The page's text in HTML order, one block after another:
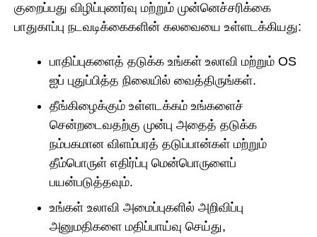
குறைப்பது விழிப்புணர்வு மற்றும் முன்னெச்சரிக்கை
பாதுகாப்பு நடவடிக்கைகளின் கலவையை உள்ளடக்கியது:
பாதிப்புகளைத் தடுக்க உங்கள் உலாவி மற்றும் OS
ஐப் புதுப்பித்த நிலையில் வைத்திருங்கள்.
தீங்கிழைக்கும் உள்ளடக்கம் உங்களைச்
சென்றடைவதற்கு முன்பு அதைத் தடுக்க
நம்பகமான விளம்பரத் தடுப்பான்கள் மற்றும்
தீம்பொருள் எதிர்ப்பு மென்பொருளைப்
பயன்படுத்தவும்.
உங்கள் உலாவி அமைப்புகளில் அறிவிப்பு
அனுமதிகளை மதிப்பாய்வு செய்து,